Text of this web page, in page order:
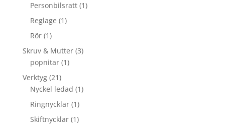
Personbilsratt (1)
Reglage (1)
Rör (1)
Skruv & Mutter (3)
popnitar (1)
Verktyg (21)
Nyckel ledad (1)
Ringnycklar (1)
Skiftnycklar (1)